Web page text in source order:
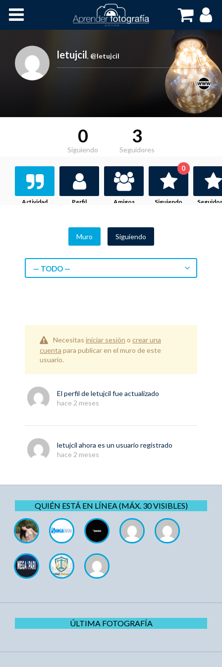
Cursos OnLine
letujcil, @letujcil
0
Siguiendo
3
Seguidores
Actividad Perfil Amigos Siguiendo
0
Muro Siguiendo
— TODO —
Necesitas iniciar sesión o crear una
cuenta para publicar en el muro de este
usuario.
El perfil deletujcil fue actualizado
hace 2 meses
letujcil ahora es un usuario registrado
hace 2 meses
QUIÉN ESTÁ EN LÍNEA (MÁX. 30 VISIBLES)
ÚLTIMA FOTOGRAFÍA